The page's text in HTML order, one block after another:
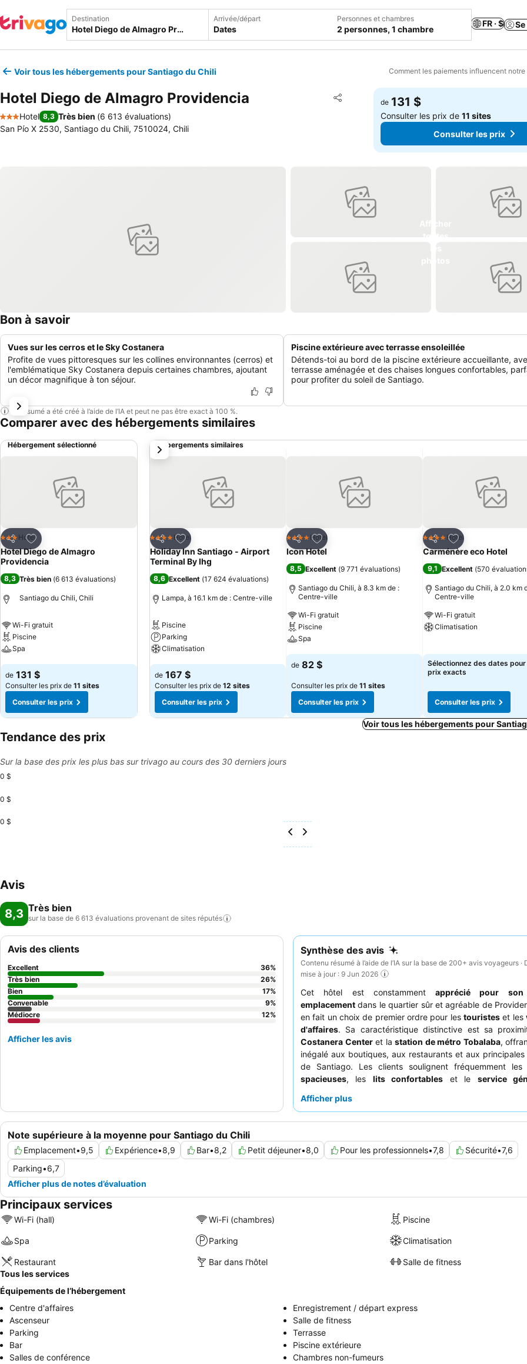
Destination Arrivée/départ
Dates
Personnes et chambres
2 personnes, 1 chambre
FR · $
Voir tous les hébergements pour Santiago du Chili Comment les paiements influencent
Hotel Diego de Almagro Providencia Partager
Ajouter à mes favoris
3 Étoiles
Hotel 8,3 Très bien (6 613 évaluations)
San Pío X 2530, Santiago du Chili, 7510024, Chili
de 131 $
Consulter les prix de11 sites
Consulter les prix
Bon à savoir
Vues sur les cerros et le Sky Costanera
Profite de vues pittoresques sur les collines environnantes (cerros) et
l'emblématique Sky Costanera depuis certaines chambres, ajoutant
un décor magnifique à ton séjour.
Piscine extérieure avec terrasse ensoleillée
Détends-toi au bord de la piscine extérieure accueillante,
terrasse aménagée et des chaises longues confortables,
pour profiter du soleil de Santiago.
Ce résumé a été créé à l’aide de l’IA et peut ne pas être exact à 100 %.
Comparer avec des hébergements similaires
Hébergement sélectionné
Partager
Ajouter à mes favoris
3 ÉtoilesHotel
Hotel Diego de Almagro
Providencia
8,3 Très bien (6 613 évaluations)
Santiago du Chili, Chili
Wi-Fi gratuit
Piscine
Spa
Consulter les prix
de 131 $
Consulter les prix de 11 sites
Consulter les prix
Hébergements similaires
Partager
Ajouter à mes favoris
4 ÉtoilesHotel
Holiday Inn Santiago - Airport
Terminal By Ihg
8,6 Excellent (17 624 évaluations)
Lampa, à 16.1 km de : Centre-ville
Piscine
Parking
Climatisation
Consulter les prix
de 167 $
Consulter les prix de 12 sites
Consulter les prix
Partager
Ajouter à mes favoris
4 ÉtoilesHotel
Icon Hotel
8,5 Excellent (9 771 évaluations)
Santiago du Chili, à 8.3 km de :
Centre-ville
Wi-Fi gratuit
Piscine
Spa
Consulter les prix
de 82 $
Consulter les prix de 11 sites
Consulter les prix
Partager
Ajouter à mes
4 ÉtoilesHotel
Carménère eco Hotel
9,1 Excellent (570
Santiago du Chili, à 2.0 km
Centre-ville
Wi-Fi gratuit
Climatisation
Sélectionnez des dates pour
prix exacts
Consulter les prix
suivant
Voir tous les hébergements pour
Tendance des prix
Sur la base des prix les plus bas sur trivago au cours des 30 derniers jours
0 $
0 $
0 $
Avis
8,3 Très bien
sur la base de 6 613 évaluations provenant de sites réputés
Synthèse des avis
Contenu résumé à l’aide de l’IA sur la base de 200+ avis voyageurs ·
mise à jour : 9 Jun 2026
Cet hôtel est constammentapprécié pour son
emplacement dans le quartier sûr et agréable de
en fait un choix de premier ordre pour les touristes et les
d'affaires. Sa caractéristique distinctive est sa
Costanera Centeret la station de métro Tobalaba,
inégalé aux boutiques, aux restaurants et aux
de Santiago. Les clients soulignent fréquemment les
spacieuses, les lits confortables et le service
confortable et pratique pour explorer la ville, attirant les
séjour, sachez que, bien que l'emplacement soit
clients recommandent de vérifier l'alimentation en eau
Afficher plus
Note supérieure à la moyenne pour Santiago du Chili
Emplacement•9,5 Expérience•8,9 Bar•8,2 Petit déjeuner•8,0 Pour les professionnels•7,8 Sécurité•7,6
Parking•6,7
Afficher plus de notes d’évaluation
Avis des clients
Excellent 36%
Très bien
26%
Bien
17%
Convenable
9%
Médiocre
12%
Afficher les avis
Principaux services
Wi-Fi (hall) Wi-Fi (chambres) Piscine
Spa Parking Climatisation
Restaurant Bar dans l'hôtel
Salle de fitness
Tous les services
Équipements de l’hébergement
Centre d'affaires
Enregistrement / départ express
Ascenseur
Salle de fitness
Parking
Terrasse
Bar
Piscine extérieure
Salles de conférence
Chambres non-fumeurs